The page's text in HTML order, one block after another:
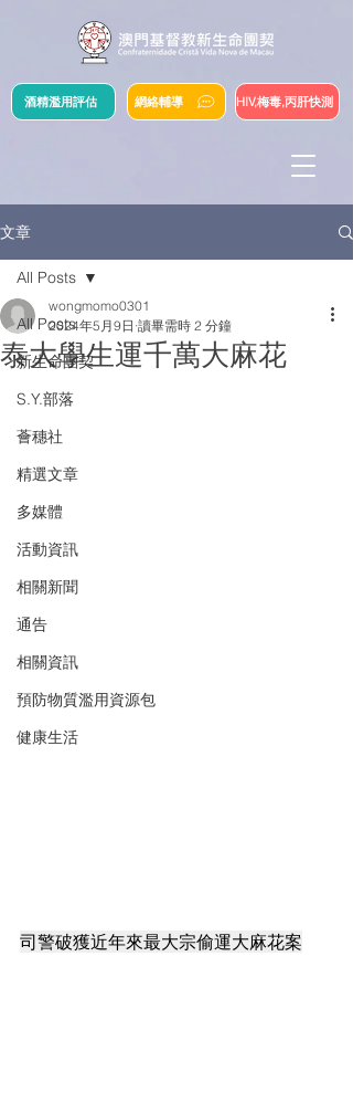
網絡輔導
酒精濫用評估 HIV,梅毒,丙肝快測
文章
All Posts
新生命團契
S.Y.部落
薈穗社
精選文章
多媒體
活動資訊
相關新聞
通告
相關資訊
預防物質濫用資源包
健康生活
All Posts
泰大學生運千萬大麻花
wongmomo0301
2024年5月9日 讀畢需時 2 分鐘
司警破獲近年來最大宗偷運大麻花案